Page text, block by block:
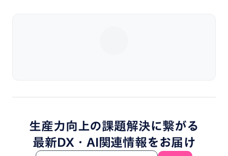
生産力向上の課題解決に繋がる
最新DX・ AI関連情報を お届け